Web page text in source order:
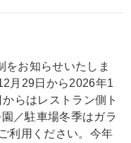
をお知らせいたしま
月29日から2026年1
らはレストラン側ト
／駐車場冬季はガラ
利用ください。今年